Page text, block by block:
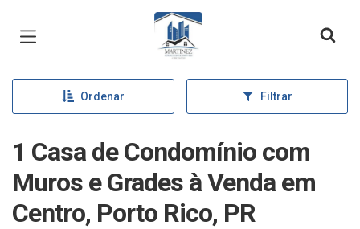
Página inicial
Ordenar Filtrar
1 Casa de Condomínio com
Muros e Grades à Venda em
Centro, Porto Rico, PR